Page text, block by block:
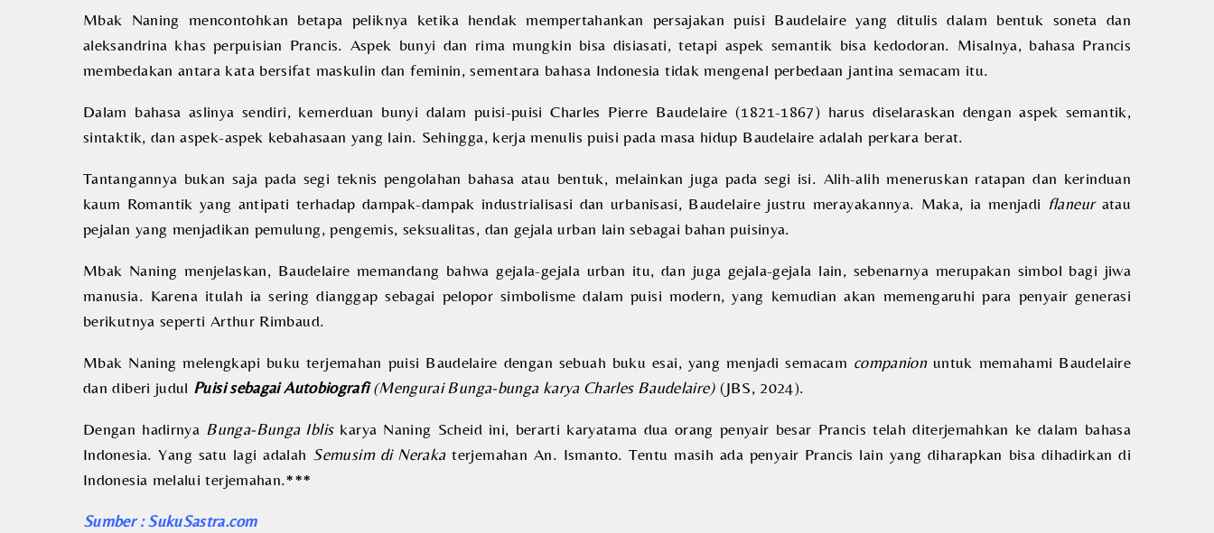
Mbak Naning mencontohkan betapa peliknya ketika hendak mempertahankan persajakan puisi Baudelaire yang ditulis dalam bentuk soneta dan
aleksandrina khas perpuisian Prancis. Aspek bunyi dan rima mungkin bisa disiasati, tetapi aspek semantik bisa kedodoran. Misalnya, bahasa Prancis
membedakan antara kata bersifat maskulin dan feminin, sementara bahasa Indonesia tidak mengenal perbedaan jantina semacam itu.
Dalam bahasa aslinya sendiri, kemerduan bunyi dalam puisi-puisi Charles Pierre Baudelaire (1821-1867) harus diselaraskan dengan aspek semantik,
sintaktik, dan aspek-aspek kebahasaan yang lain. Sehingga, kerja menulis puisi pada masa hidup Baudelaire adalah perkara berat.
Tantangannya bukan saja pada segi teknis pengolahan bahasa atau bentuk, melainkan juga pada segi isi. Alih-alih meneruskan ratapan dan kerinduan
kaum Romantik yang antipati terhadap dampak-dampak industrialisasi dan urbanisasi, Baudelaire justru merayakannya. Maka, ia menjadi flaneuratau
pejalan yang menjadikan pemulung, pengemis, seksualitas, dan gejala urban lain sebagai bahan puisinya.
Mbak Naning menjelaskan, Baudelaire memandang bahwa gejala-gejala urban itu, dan juga gejala-gejala lain, sebenarnya merupakan simbol bagi jiwa
manusia. Karena itulah ia sering dianggap sebagai pelopor simbolisme dalam puisi modern, yang kemudian akan memengaruhi para penyair generasi
berikutnya seperti Arthur Rimbaud.
Mbak Naning melengkapi buku terjemahan puisi Baudelaire dengan sebuah buku esai, yang menjadi semacam companionuntuk memahami Baudelaire
dan diberi judul Puisi sebagai Autobiografi(Mengurai Bunga-bunga karya Charles Baudelaire)(JBS, 2024).
Dengan hadirnya Bunga-Bunga Ibliskarya Naning Scheid ini, berarti karyatama dua orang penyair besar Prancis telah diterjemahkan ke dalam bahasa
Indonesia. Yang satu lagi adalah Semusim di Nerakaterjemahan An. Ismanto. Tentu masih ada penyair Prancis lain yang diharapkan bisa dihadirkan di
Indonesia melalui terjemahan.***
Sumber : SukuSastra.com